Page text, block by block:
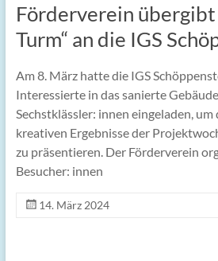
Förderverein übergibt
Turm“ an die IGS
Am 8. März hatte die IGS
Interessierte in das sanierte
Sechstklässler: innen eingeladen,
kreativen Ergebnisse der
zu präsentieren. Der Förderverein
Besucher: innen
14. März 2024